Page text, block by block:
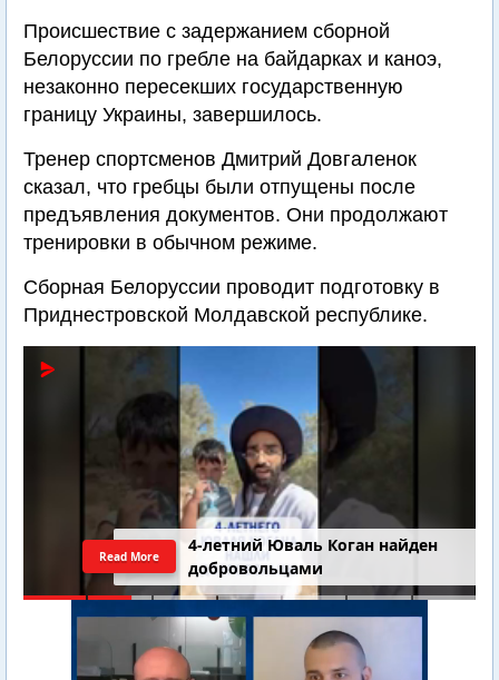
Происшествие с задержанием сборной
Белоруссии по гребле на байдарках и каноэ,
незаконно пересекших государственную
границу Украины, завершилось.
Тренер спортсменов Дмитрий Довгаленок
сказал, что гребцы были отпущены после
предъявления документов. Они продолжают
тренировки в обычном режиме.
Сборная Белоруссии проводит подготовку в
Приднестровской Молдавской республике.
4-летний Юваль Коган найден
добровольцами
Read More